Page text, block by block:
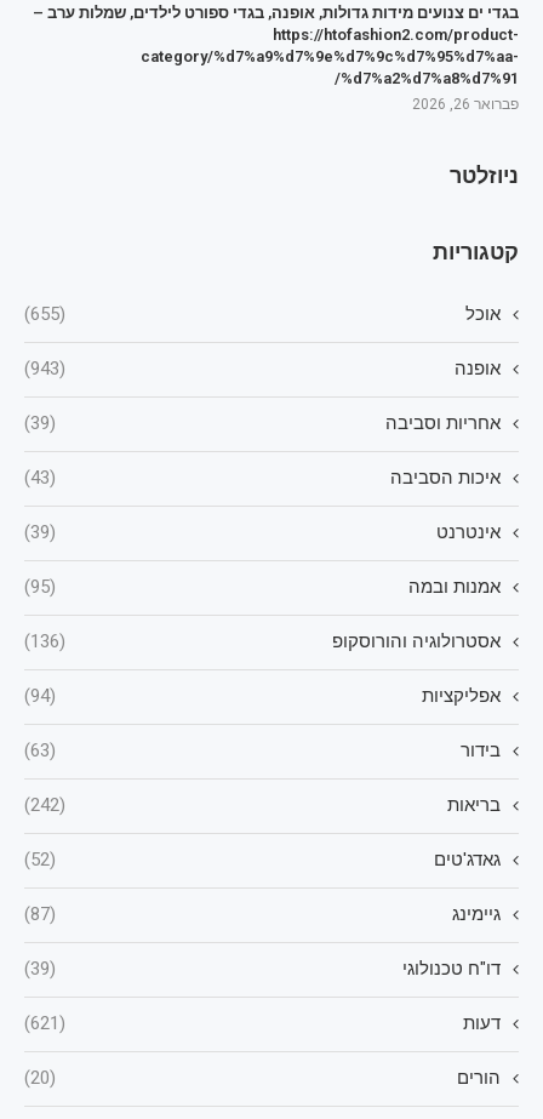
בגדי ים צנועים מידות גדולות, אופנה, בגדי ספורט לילדים, שמלות ערב –
https://htofashion2.com/product-
category/%d7%a9%d7%9e%d7%9c%d7%95%d7%aa-
%d7%a2%d7%a8%d7%91/
פברואר 26, 2026
ניוזלטר
קטגוריות
אוכל (655)
אופנה (943)
אחריות וסביבה (39)
איכות הסביבה (43)
אינטרנט (39)
אמנות ובמה (95)
אסטרולוגיה והורוסקופ (136)
אפליקציות (94)
בידור (63)
בריאות (242)
גאדג'טים (52)
גיימינג (87)
דו"ח טכנולוגי (39)
דעות (621)
הורים (20)